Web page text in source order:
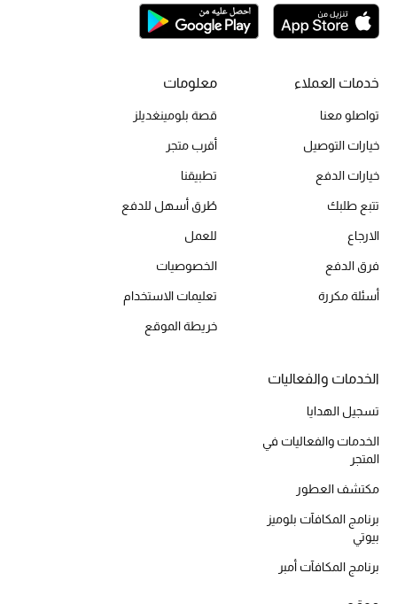
أحذية النسائية
الأحذية الرجالية
أبرز المصممين
أحذية مختارة
تسوقوا الأحذية
خصومات
جميع مستحضرات الجمال
الأكثر مبيعاً
خدمات العملاء
تواصلو معنا
خيارات التوصيل
خيارات الدفع
تتبع طلبك
الارجاع
فرق الدفع
أسئلة مكررة
معلومات
قصة بلومينغديلز
أقرب متجر
تطبيقنا
طُرق أسهل للدفع
للعمل
الخصوصيات
تعليمات الاستخدام
خريطة الموقع
الخدمات والفعاليات
تسجيل الهدايا
الخدمات والفعاليات في
المتجر
مكتشف العطور
برنامج المكافآت بلوميز
بيوتي
برنامج المكافآت أمبر